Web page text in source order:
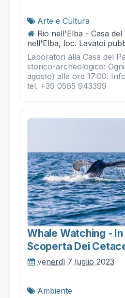
Arte e Cultura
Rio nell'Elba - Casa del
nell'Elba, loc. Lavatoi
Laboratori alla Casa del
storico-archeologico:
agosto) alle ore 17:00.
tel. +39 0565 943399
Whale Watching -
Scoperta Dei
venerdì 7 luglio 2023
Ambiente